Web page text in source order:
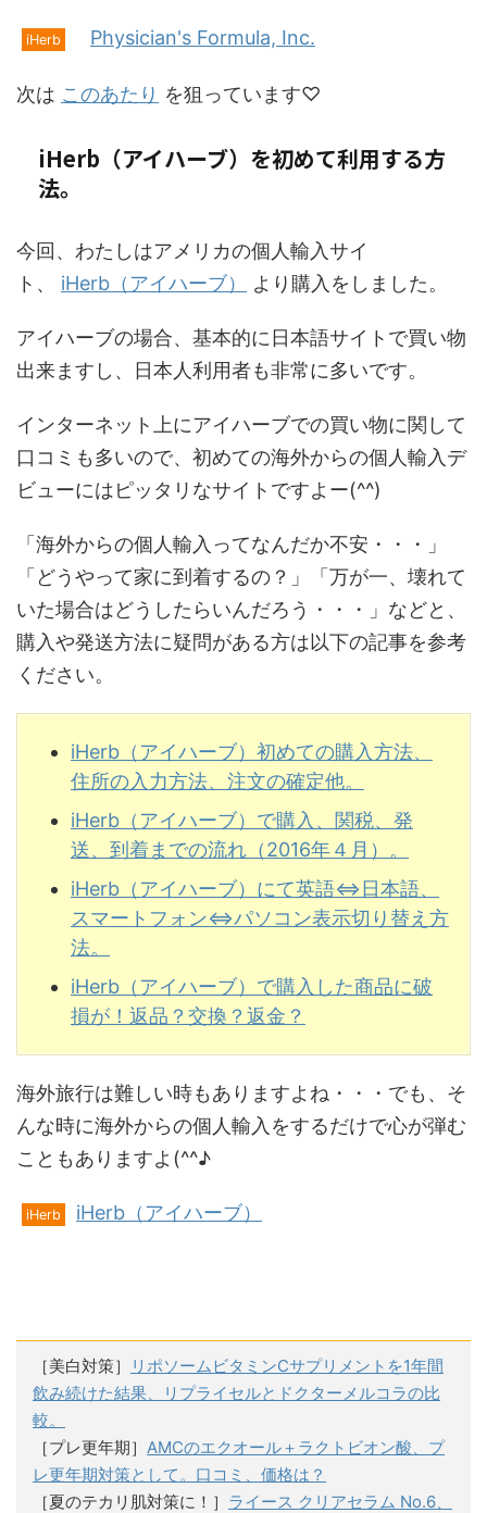
iHerb Physician's Formula, Inc.
次は このあたり を狙っています♡
iHerb（アイハーブ）を初めて利用する方
法。
今回、わたしはアメリカの個人輸入サイ
ト、 iHerb（アイハーブ） より購入をしました。
アイハーブの場合、基本的に日本語サイトで買い物
出来ますし、日本人利用者も非常に多いです。
インターネット上にアイハーブでの買い物に関して
口コミも多いので、初めての海外からの個人輸入デ
ビューにはピッタリなサイトですよー(^^)
「海外からの個人輸入ってなんだか不安・・・」
「どうやって家に到着するの？」「万が一、壊れて
いた場合はどうしたらいんだろう・・・」などと、
購入や発送方法に疑問がある方は以下の記事を参考
ください。
iHerb（アイハーブ）初めての購入方法、
住所の入力方法、注文の確定他。
iHerb（アイハーブ）で購入、関税、発
送、到着までの流れ（2016年４月）。
iHerb（アイハーブ）にて英語⇔日本語、
スマートフォン⇔パソコン表示切り替え方
法。
iHerb（アイハーブ）で購入した商品に破
損が！返品？交換？返金？
海外旅行は難しい時もありますよね・・・でも、そ
んな時に海外からの個人輸入をするだけで心が弾む
こともありますよ(^^♪
iHerb iHerb（アイハーブ）
［美白対策］
リポソームビタミンCサプリメントを1年間
飲み続けた結果、リプライセルとドクターメルコラの比
較。
［プレ更年期］ AMCのエクオール＋ラクトビオン酸、プ
レ更年期対策として。口コミ、価格は？
［夏のテカリ肌対策に！］ ライース クリアセラム No.6、